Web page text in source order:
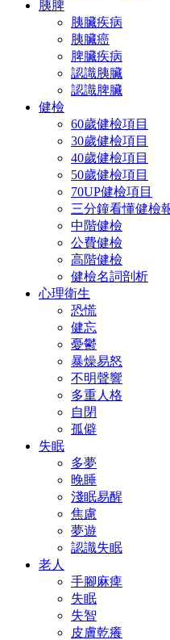
胰脾
胰臟疾病
胰臟癌
脾臟疾病
認識胰臟
認識脾臟
健檢
60歲健檢項目
30歲健檢項目
40歲健檢項目
50歲健檢項目
70UP健檢項目
三分鐘看懂健檢
中階健檢
公費健檢
高階健檢
健檢名詞剖析
心理衛生
恐慌
健忘
憂鬱
暴燥易怒
不明聲響
多重人格
自閉
孤僻
失眠
多夢
晚睡
淺眠易醒
焦慮
夢遊
認識失眠
老人
手腳麻痺
失眠
失智
皮膚乾癢